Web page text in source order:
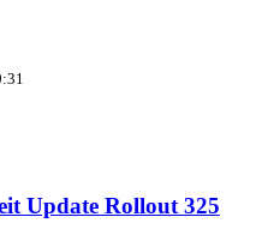
Update Rollout 325